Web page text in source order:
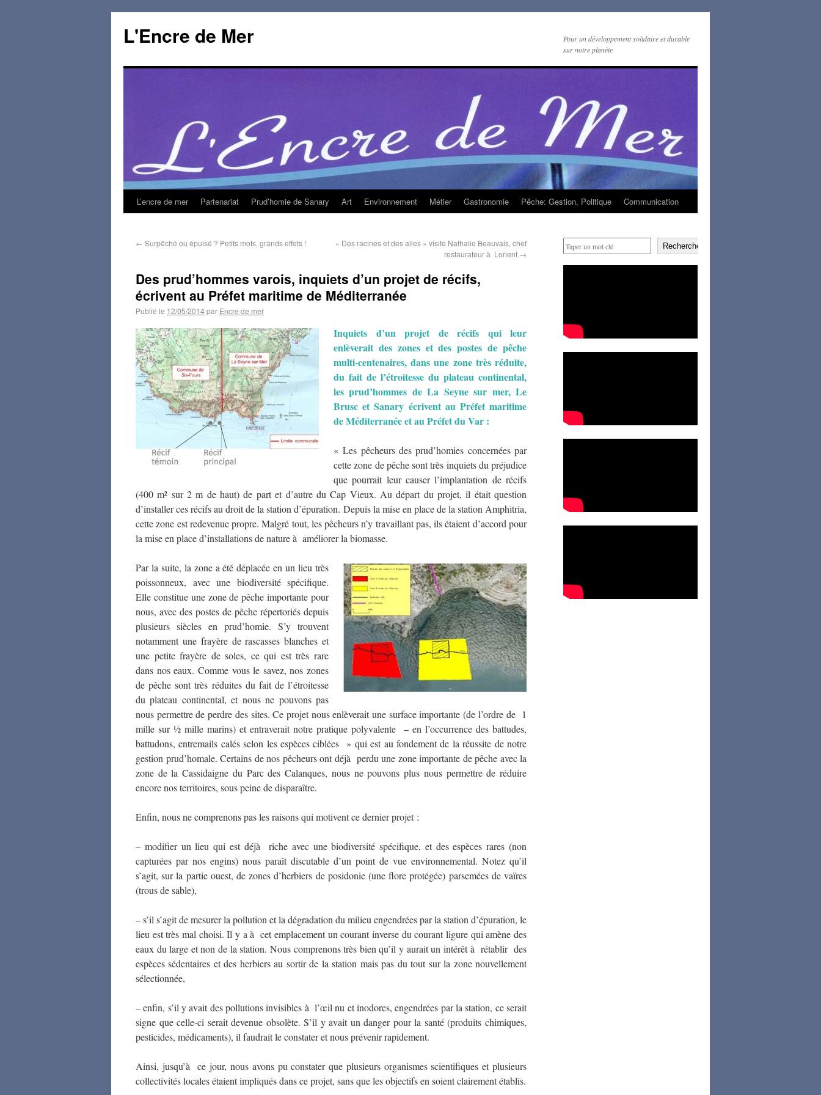
L'Encre de Mer
Pour un développement solidaire et durable
sur notre planète
L’encre de mer Partenariat Prud’homie de Sanary Art Environnement Métier Gastronomie Pêche: Gestion, Politique Communication
← Surpêché ou épuisé ? Petits mots, grands effets !
« Des racines et des ailes » visite Nathalie Beauvais, chef
restaurateur à Lorient →
Des prud’hommes varois, inquiets d’un projet de récifs,
écrivent au Préfet maritime de Méditerranée
Publié le 12/05/2014par Encre de mer
Inquiets d’un projet de récifs qui leur
enlèverait des zones et des postes de pêche
multi-centenaires, dans une zone très réduite,
du fait de l’étroitesse du plateau continental,
les prud’hommes de La Seyne sur mer, Le
Brusc et Sanary écrivent au Préfet maritime
de Méditerranée et au Préfet du Var :
« Les pêcheurs des prud’homies concernées par
cette zone de pêche sont très inquiets du préjudice
que pourrait leur causer l’implantation de récifs
(400 m² sur 2 m de haut) de part et d’autre du Cap Vieux. Au départ du projet, il était question
d’installer ces récifs au droit de la station d’épuration. Depuis la mise en place de la station Amphitria,
cette zone est redevenue propre. Malgré tout, les pêcheurs n’y travaillant pas, ils étaient d’accord pour
la mise en place d’installations de nature à améliorer la biomasse.
Par la suite, la zone a été déplacée en un lieu très
poissonneux, avec une biodiversité spécifique.
Elle constitue une zone de pêche importante pour
nous, avec des postes de pêche répertoriés depuis
plusieurs siècles en prud’homie. S’y trouvent
notamment une frayère de rascasses blanches et
une petite frayère de soles, ce qui est très rare
dans nos eaux. Comme vous le savez, nos zones
de pêche sont très réduites du fait de l’étroitesse
du plateau continental, et nous ne pouvons pas
nous permettre de perdre des sites. Ce projet nous enlèverait une surface importante (de l’ordre de 1
mille sur ½ mille marins) et entraverait notre pratique polyvalente – en l’occurrence des battudes,
battudons, entremails calés selon les espèces ciblées » qui est au fondement de la réussite de notre
gestion prud’homale. Certains de nos pêcheurs ont déjà perdu une zone importante de pêche avec la
zone de la Cassidaigne du Parc des Calanques, nous ne pouvons plus nous permettre de réduire
encore nos territoires, sous peine de disparaître.
Enfin, nous ne comprenons pas les raisons qui motivent ce dernier projet :
– modifier un lieu qui est déjà riche avec une biodiversité spécifique, et des espèces rares (non
capturées par nos engins) nous paraît discutable d’un point de vue environnemental. Notez qu’il
s’agit, sur la partie ouest, de zones d’herbiers de posidonie (une flore protégée) parsemées de vaïres
(trous de sable),
– s’il s’agit de mesurer la pollution et la dégradation du milieu engendrées par la station d’épuration, le
lieu est très mal choisi. Il y a à cet emplacement un courant inverse du courant ligure qui amène des
eaux du large et non de la station. Nous comprenons très bien qu’il y aurait un intérêt à rétablir des
espèces sédentaires et des herbiers au sortir de la station mais pas du tout sur la zone nouvellement
sélectionnée,
– enfin, s’il y avait des pollutions invisibles à l’œil nu et inodores, engendrées par la station, ce serait
signe que celle-ci serait devenue obsolète. S’il y avait un danger pour la santé (produits chimiques,
pesticides, médicaments), il faudrait le constater et nous prévenir rapidement.
Ainsi, jusqu’à ce jour, nous avons pu constater que plusieurs organismes scientifiques et plusieurs
collectivités locales étaient impliqués dans ce projet, sans que les objectifs en soient clairement établis.
Rechercher